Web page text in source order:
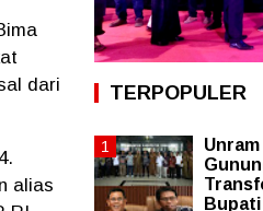
dari
alias
TERPOPULER